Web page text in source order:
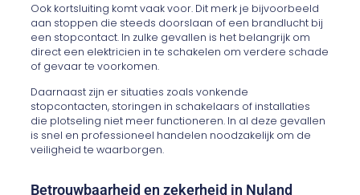
Ook kortsluiting komt vaak voor. Dit merk je bijvoorbeeld
aan stoppen die steeds doorslaan of een brandlucht bij
een stopcontact. In zulke gevallen is het belangrijk om
direct een elektricien in te schakelen om verdere schade
of gevaar te voorkomen.
Daarnaast zijn er situaties zoals vonkende
stopcontacten, storingen in schakelaars of installaties
die plotseling niet meer functioneren. In al deze gevallen
is snel en professioneel handelen noodzakelijk om de
veiligheid te waarborgen.
Betrouwbaarheid en zekerheid in Nuland